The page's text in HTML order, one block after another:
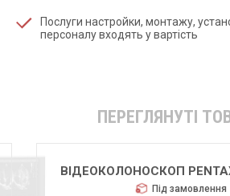
Послуги настройки, монтажу,
персоналу входять у вартість
ПЕРЕГЛЯНУТІ
ВІДЕОКОЛОНОСКОП
Під замовлення